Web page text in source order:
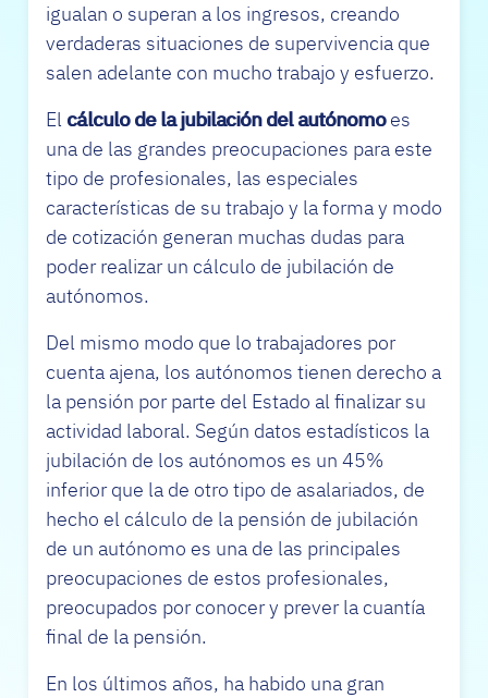
igualan o superan a los ingresos, creando
verdaderas situaciones de supervivencia que
salen adelante con mucho trabajo y esfuerzo.
El cálculo de la jubilación del autónomoes
una de las grandes preocupaciones para este
tipo de profesionales, las especiales
características de su trabajo y la forma y modo
de cotización generan muchas dudas para
poder realizar un cálculo de jubilación de
autónomos.
Del mismo modo que lo trabajadores por
cuenta ajena, los autónomos tienen derecho a
la pensión por parte del Estado al finalizar su
actividad laboral. Según datos estadísticos la
jubilación de los autónomos es un 45%
inferior que la de otro tipo de asalariados, de
hecho el cálculo de la pensión de jubilación
de un autónomo es una de las principales
preocupaciones de estos profesionales,
preocupados por conocer y prever la cuantía
final de la pensión.
En los últimos años, ha habido una gran